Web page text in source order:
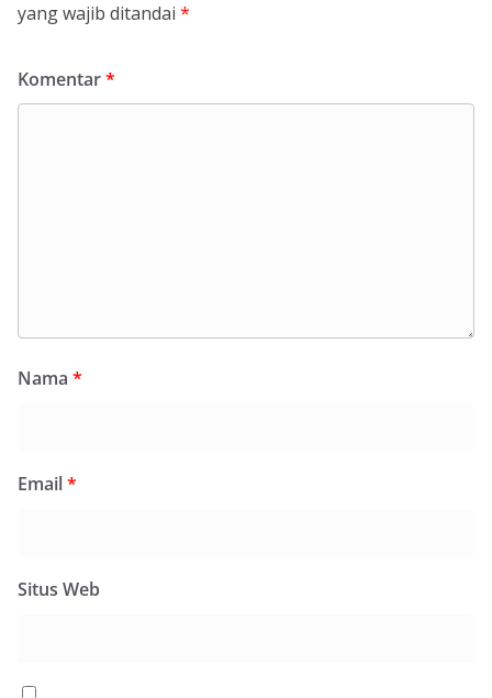
yang wajib ditandai *
Komentar*
Nama *
Email*
Situs Web